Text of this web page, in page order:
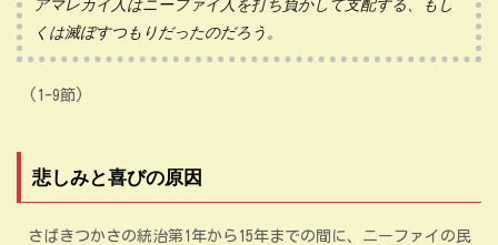
アマレカイ人はニーファイ人を打ち負かして支配する、もし
くは滅ぼすつもりだったのだろう。
(1-9節)
悲しみと喜びの原因
さばきつかさの統治第1年から15年までの間に、ニーファイの民